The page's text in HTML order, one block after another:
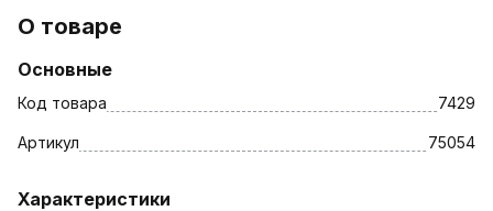
О товаре
Основные
Код товара 7429
Артикул 75054
Характеристики